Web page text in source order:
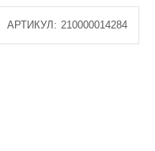
АРТИКУЛ: 210000014284